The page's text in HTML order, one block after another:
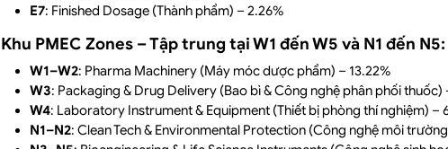
E7: Finished Dosage (Thành phẩm) – 2.26%
Khu PMEC Zones – Tập trung tại W1 đến W5 và N1 đến N5:
W1–W2: Pharma Machinery (Máy móc dược phẩm) – 13.22%
W3: Packaging & Drug Delivery (Bao bì & Công nghệ phân phối thuốc)
W4: Laboratory Instrument & Equipment (Thiết bị phòng thí nghiệm) –
N1–N2: Clean Tech & Environmental Protection (Công nghệ môi